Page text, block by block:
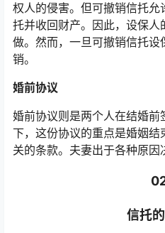
权人的侵害。但可撤销信托
托并收回财产。因此，设保
做。然而，一旦可撤销信托
销。
婚前协议
婚前协议则是两个人在结婚
下，这份协议的重点是婚姻结
关的条款。夫妻出于各种原因
信托